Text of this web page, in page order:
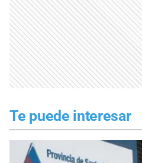
Te puede interesar